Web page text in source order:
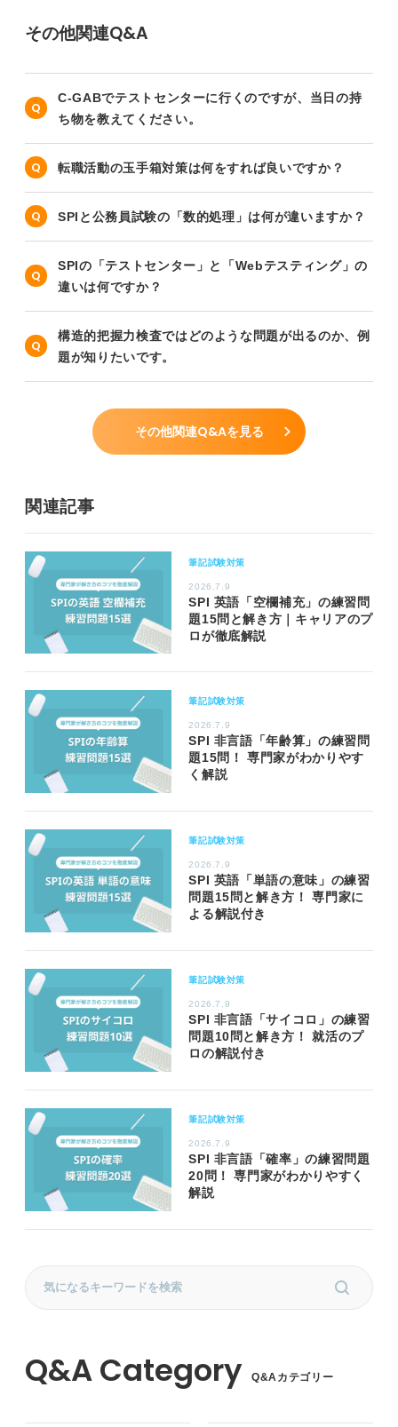
その他関連Q&A
C-GABでテストセンターに行くのですが、当日の持
ち物を教えてください。
転職活動の玉手箱対策は何をすれば良いですか？
SPIと公務員試験の「数的処理」は何が違いますか？
SPIの「テストセンター」と「Webテスティング」の
違いは何ですか？
構造的把握力検査ではどのような問題が出るのか、例
題が知りたいです。
その他関連Q&Aを見る
関連記事
筆記試験対策
2026.7.9
SPI 英語「空欄補充」の練習問
題15問と解き方｜キャリアのプ
ロが徹底解説
筆記試験対策
2026.7.9
SPI 非言語「年齢算」の練習問
題15問！ 専門家がわかりやす
く解説
筆記試験対策
2026.7.9
SPI 英語「単語の意味」の練習
問題15問と解き方！ 専門家に
よる解説付き
筆記試験対策
2026.7.9
SPI 非言語「サイコロ」の練習
問題10問と解き方！ 就活のプ
ロの解説付き
筆記試験対策
2026.7.9
SPI 非言語「確率」の練習問題
20問！ 専門家がわかりやすく
解説
Q&Aカテゴリー